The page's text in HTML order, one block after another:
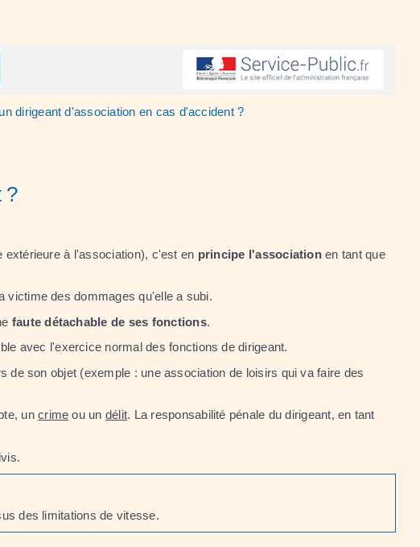
dirigeant d'association en cas d'accident ?
?
extérieure à l'association), c'est en principe l'associationen tant que
victime des dommages qu'elle a subi.
faute détachable de ses fonctions.
avec l'exercice normal des fonctions de dirigeant.
de son objet (exemple : une association de loisirs qui va faire des
uncrime ou un délit. La responsabilité pénale du dirigeant, en tant
des limitations de vitesse.